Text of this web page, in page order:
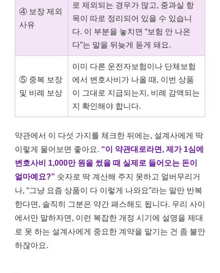
④ 보장 제외
사유
로 제외되는 경우가 많고, 중과실 항
목이 따로 정리되어 있을 수 있습니
다. 이 부분을 놓치면 “보험 안 나온
다”는 말을 뒤늦게 듣게 돼요.
⑤ 중복 보장
및 비례 보상
이미 다른 운전자보험이나 단체보험
에서 변호사비가 나올 때, 이번 상품
이 그대로 지급되는지, 비례 감액되는
지 확인해야 합니다.
약관에서 이 다섯 가지를 체크한 뒤에는, 설계사에게 딱
이렇게 물어보면 좋아요. “이 약관대로라면, 제가 1심에
변호사비 1,000만 원을 썼을 때 실제로 들어오는 돈이
얼마예요?” 숫자로 딱 계산해 주지 못하고 얼버무리거
나, “그냥 요즘 상품이 다 이렇게 나와요”라는 말만 반복
한다면, 솔직히 그분은 약간 패스해도 됩니다. 우리 사이
에서만 말하자면, 이런 복잡한 개정 시기에 설명을 제대
로 못 하는 설계사에게 중요한 계약을 맡기는 건 좀 불안
하잖아요.